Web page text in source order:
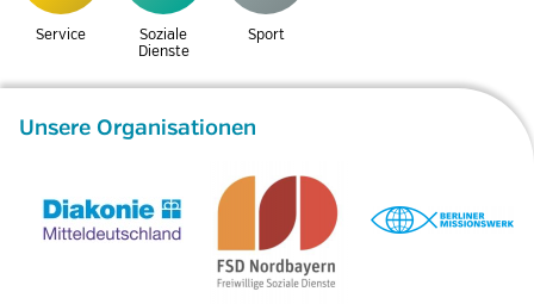
Service
Soziale
Dienste
Sport
Unsere Organisationen